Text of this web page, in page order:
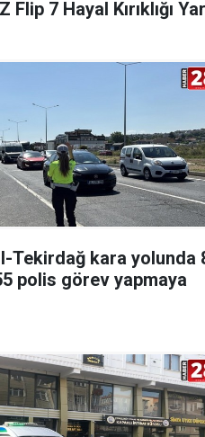
Flip 7 Hayal Kırıklığı
Tekirdağ kara yolunda
polis görev yapmaya